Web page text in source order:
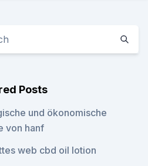
Posts
und ökonomische
von hanf
web cbd oil lotion